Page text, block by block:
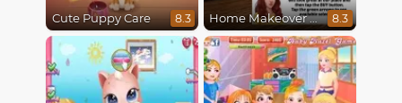
Cute Puppy Care 8.3 Home Makeover Hidden Object 8.3